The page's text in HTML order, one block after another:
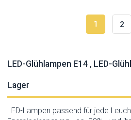
1 2
LED-Glühlampen E14 , LED-
Lager
LED-Lampen passend für jede